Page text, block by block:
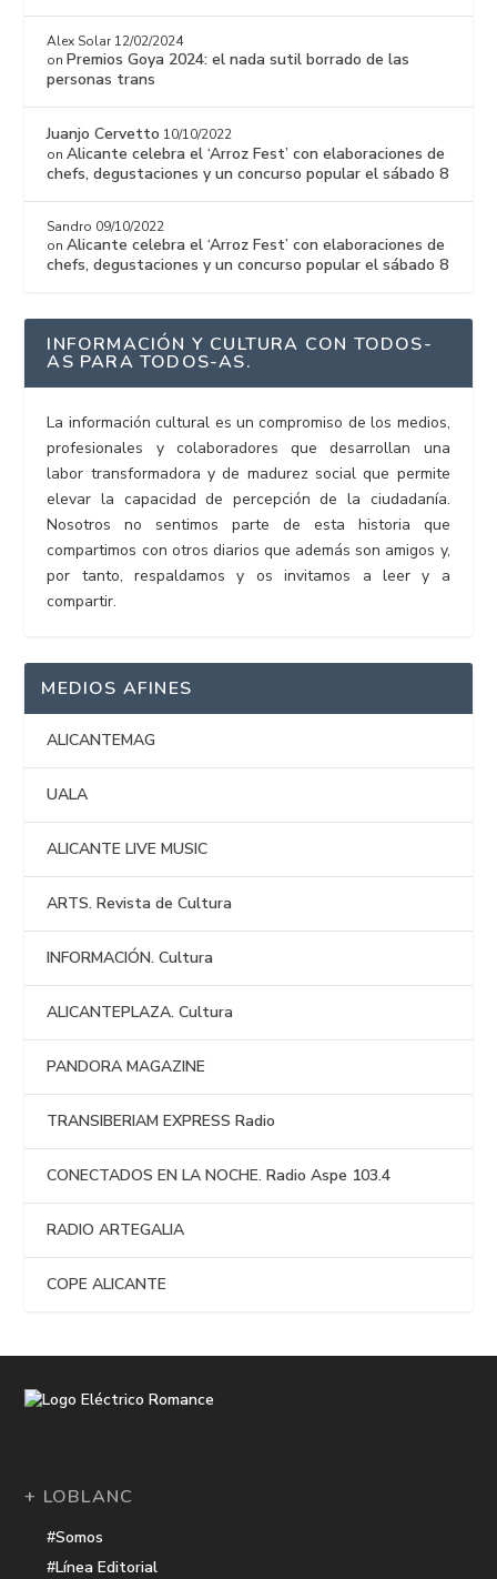
Alex Solar 12/02/2024
on Premios Goya 2024: el nada sutil borrado de las
personas trans
Juanjo Cervetto 10/10/2022
onAlicante celebra el ‘Arroz Fest’ con elaboraciones de
chefs, degustaciones y un concurso popular el sábado 8
Sandro 09/10/2022
onAlicante celebra el ‘Arroz Fest’ con elaboraciones de
chefs, degustaciones y un concurso popular el sábado 8
INFORMACIÓN Y CULTURA CON TODOS-
AS PARA TODOS-AS.
La información cultural es un compromiso de los medios,
profesionales y colaboradores que desarrollan una
labor transformadora y de madurez social que permite
elevar la capacidad de percepción de la ciudadanía.
Nosotros no sentimos parte de esta historia que
compartimos con otros diarios que además son amigos y,
por tanto, respaldamos y os invitamos a leer y a
compartir.
MEDIOS AFINES
ALICANTEMAG
UALA
ALICANTE LIVE MUSIC
ARTS. Revista de Cultura
INFORMACIÓN. Cultura
ALICANTEPLAZA. Cultura
PANDORA MAGAZINE
TRANSIBERIAM EXPRESS Radio
CONECTADOS EN LA NOCHE. Radio Aspe 103.4
RADIO ARTEGALIA
COPE ALICANTE
+ LOBLANC
#Somos
#Línea Editorial